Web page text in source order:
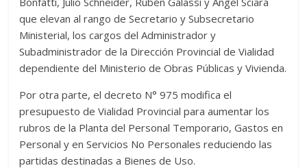
que elevan al rango de Secretario y Subsecretario
Ministerial, los cargos del Administrador y
Subadministrador de la Dirección Provincial de Vialidad
dependiente del Ministerio de Obras Públicas y Vivienda.
Por otra parte, el decreto N° 975 modifica el
presupuesto de Vialidad Provincial para aumentar los
rubros de la Planta del Personal Temporario, Gastos en
Personal y en Servicios No Personales reduciendo las
partidas destinadas a Bienes de Uso.